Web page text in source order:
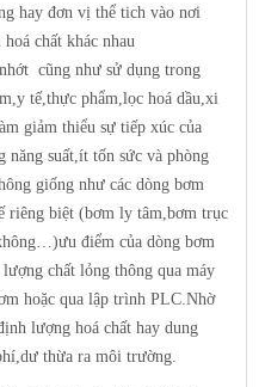
hay đơn vị thể tich vào nơi
chất khác nhau
cũng như sử dụng trong
tế,thực phẩm,lọc hoá dầu,xi
giảm thiểu sự tiếp xúc của
năng suất,ít tốn sức và phòng
giống như các dòng bơm
riêng biệt (bơm ly tâm,bơm trục
điểm của dòng bơm
chất lỏng thông qua máy
hoặc qua lập trình PLC.Nhờ
lượng hoá chất hay dung
thừa ra môi trường.